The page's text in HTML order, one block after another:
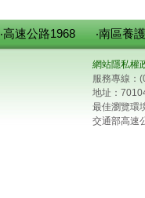
‧高速公路1968 ‧南區養
網站隱私權
服務專線：
地址：
最佳瀏覽環
交通部高速